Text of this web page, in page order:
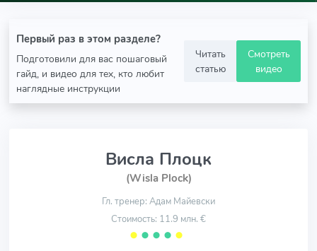
Первый раз в этом разделе?
Подготовили для вас пошаговый
гайд, и видео для тех, кто любит
наглядные инструкции
Читать
статью
Смотреть
видео
Висла Плоцк
(Wisla Plock)
Гл. тренер: Адам Майевски
Стоимость: 11.9 млн. €
⬤ ⬤ ⬤ ⬤ ⬤